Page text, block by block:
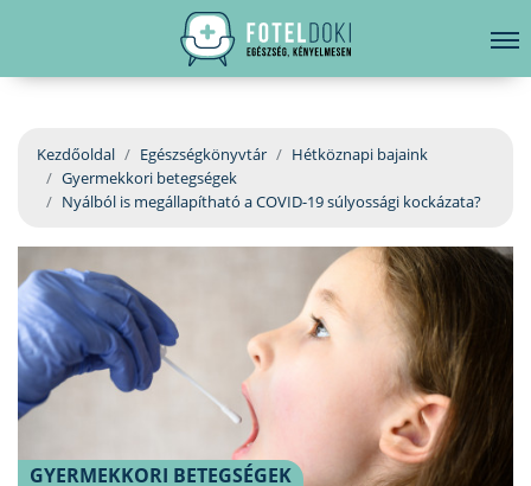
EGÉSZSÉGKÖNYVTÁR
BETEGSÉGKALAUZ
ÜGYELETKERESŐ
ORVOS VÁLASZOL
ORVOSKERESŐ
hirdetés
Kezdőoldal Egészségkönyvtár
Hétköznapi bajaink
Gyermekkori betegségek
Nyálból is megállapítható a COVID-19 súlyossági kockázata?
GYERMEKKORI BETEGSÉGEK